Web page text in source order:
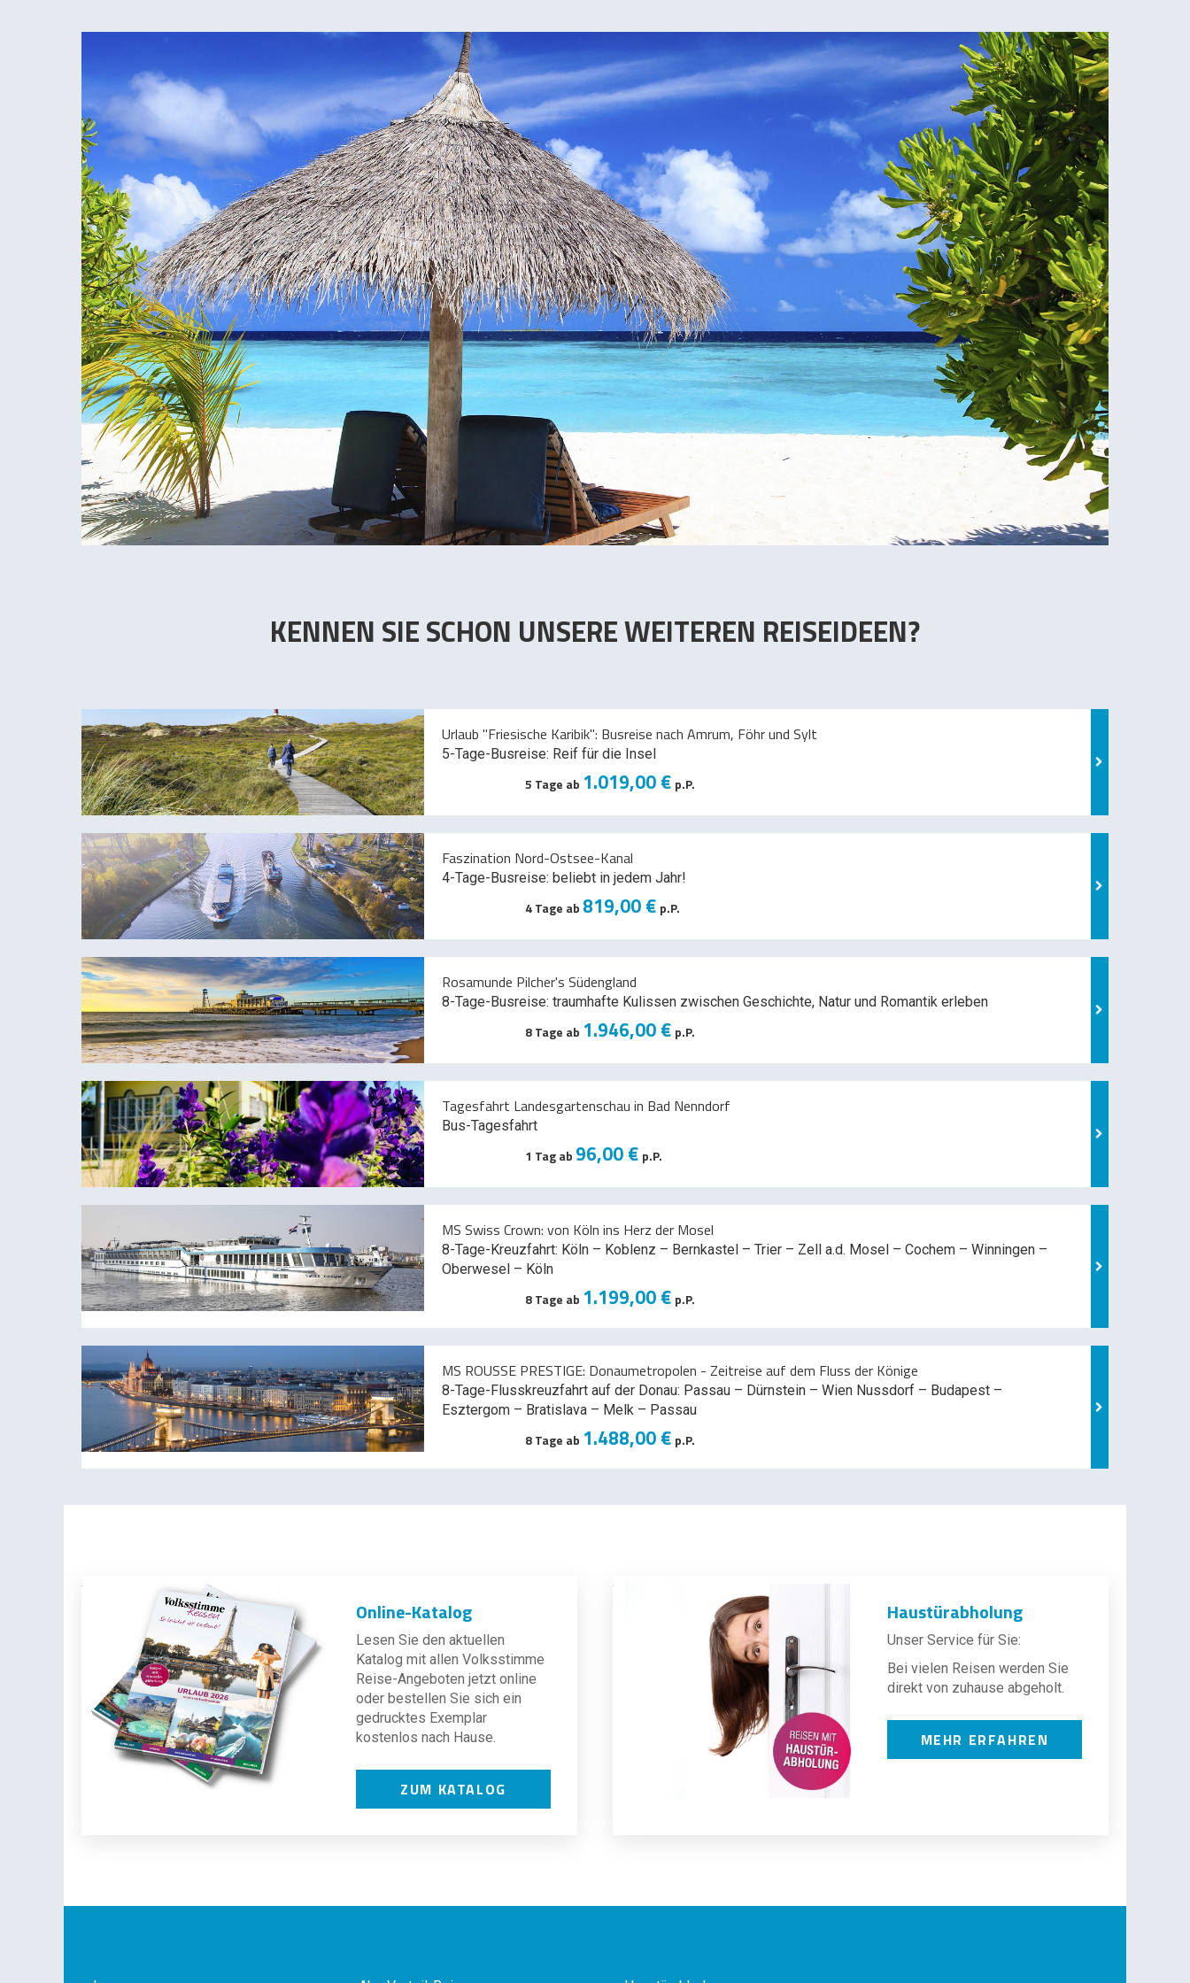
KENNEN SIE SCHON UNSERE WEITEREN REISEIDEEN?
Urlaub "Friesische Karibik": Busreise nach Amrum, Föhr und Sylt
5-Tage-Busreise: Reif für die Insel
5 Tage ab 1.019,00 € p.P.
Faszination Nord-Ostsee-Kanal
4-Tage-Busreise: beliebt in jedem Jahr!
4 Tage ab 819,00 € p.P.
Rosamunde Pilcher's Südengland
8-Tage-Busreise: traumhafte Kulissen zwischen Geschichte, Natur und Romantik erleben
8 Tage ab 1.946,00 € p.P.
Tagesfahrt Landesgartenschau in Bad Nenndorf
Bus-Tagesfahrt
1 Tag ab 96,00 € p.P.
MS Swiss Crown: von Köln ins Herz der Mosel
8-Tage-Kreuzfahrt: Köln – Koblenz – Bernkastel – Trier – Zell a.d. Mosel – Cochem – Winningen –
Oberwesel – Köln
8 Tage ab 1.199,00 € p.P.
MS ROUSSE PRESTIGE: Donaumetropolen - Zeitreise auf dem Fluss der Könige
8-Tage-Flusskreuzfahrt auf der Donau: Passau – Dürnstein – Wien Nussdorf – Budapest –
Esztergom – Bratislava – Melk – Passau
8 Tage ab 1.488,00 € p.P.
Online-Katalog
Lesen Sie den aktuellen
Katalog mit allen Volksstimme
Reise-Angeboten jetzt online
oder bestellen Sie sich ein
gedrucktes Exemplar
kostenlos nach Hause.
ZUM KATALOG
Haustürabholung
Unser Service für Sie:
Bei vielen Reisen werden Sie
direkt von zuhause abgeholt.
MEHR ERFAHREN